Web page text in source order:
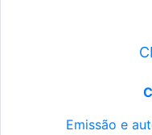
Emissão e